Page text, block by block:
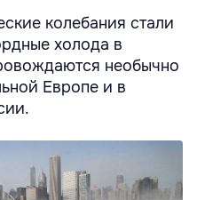
колебания стали
холода в
необычно
Европе и в